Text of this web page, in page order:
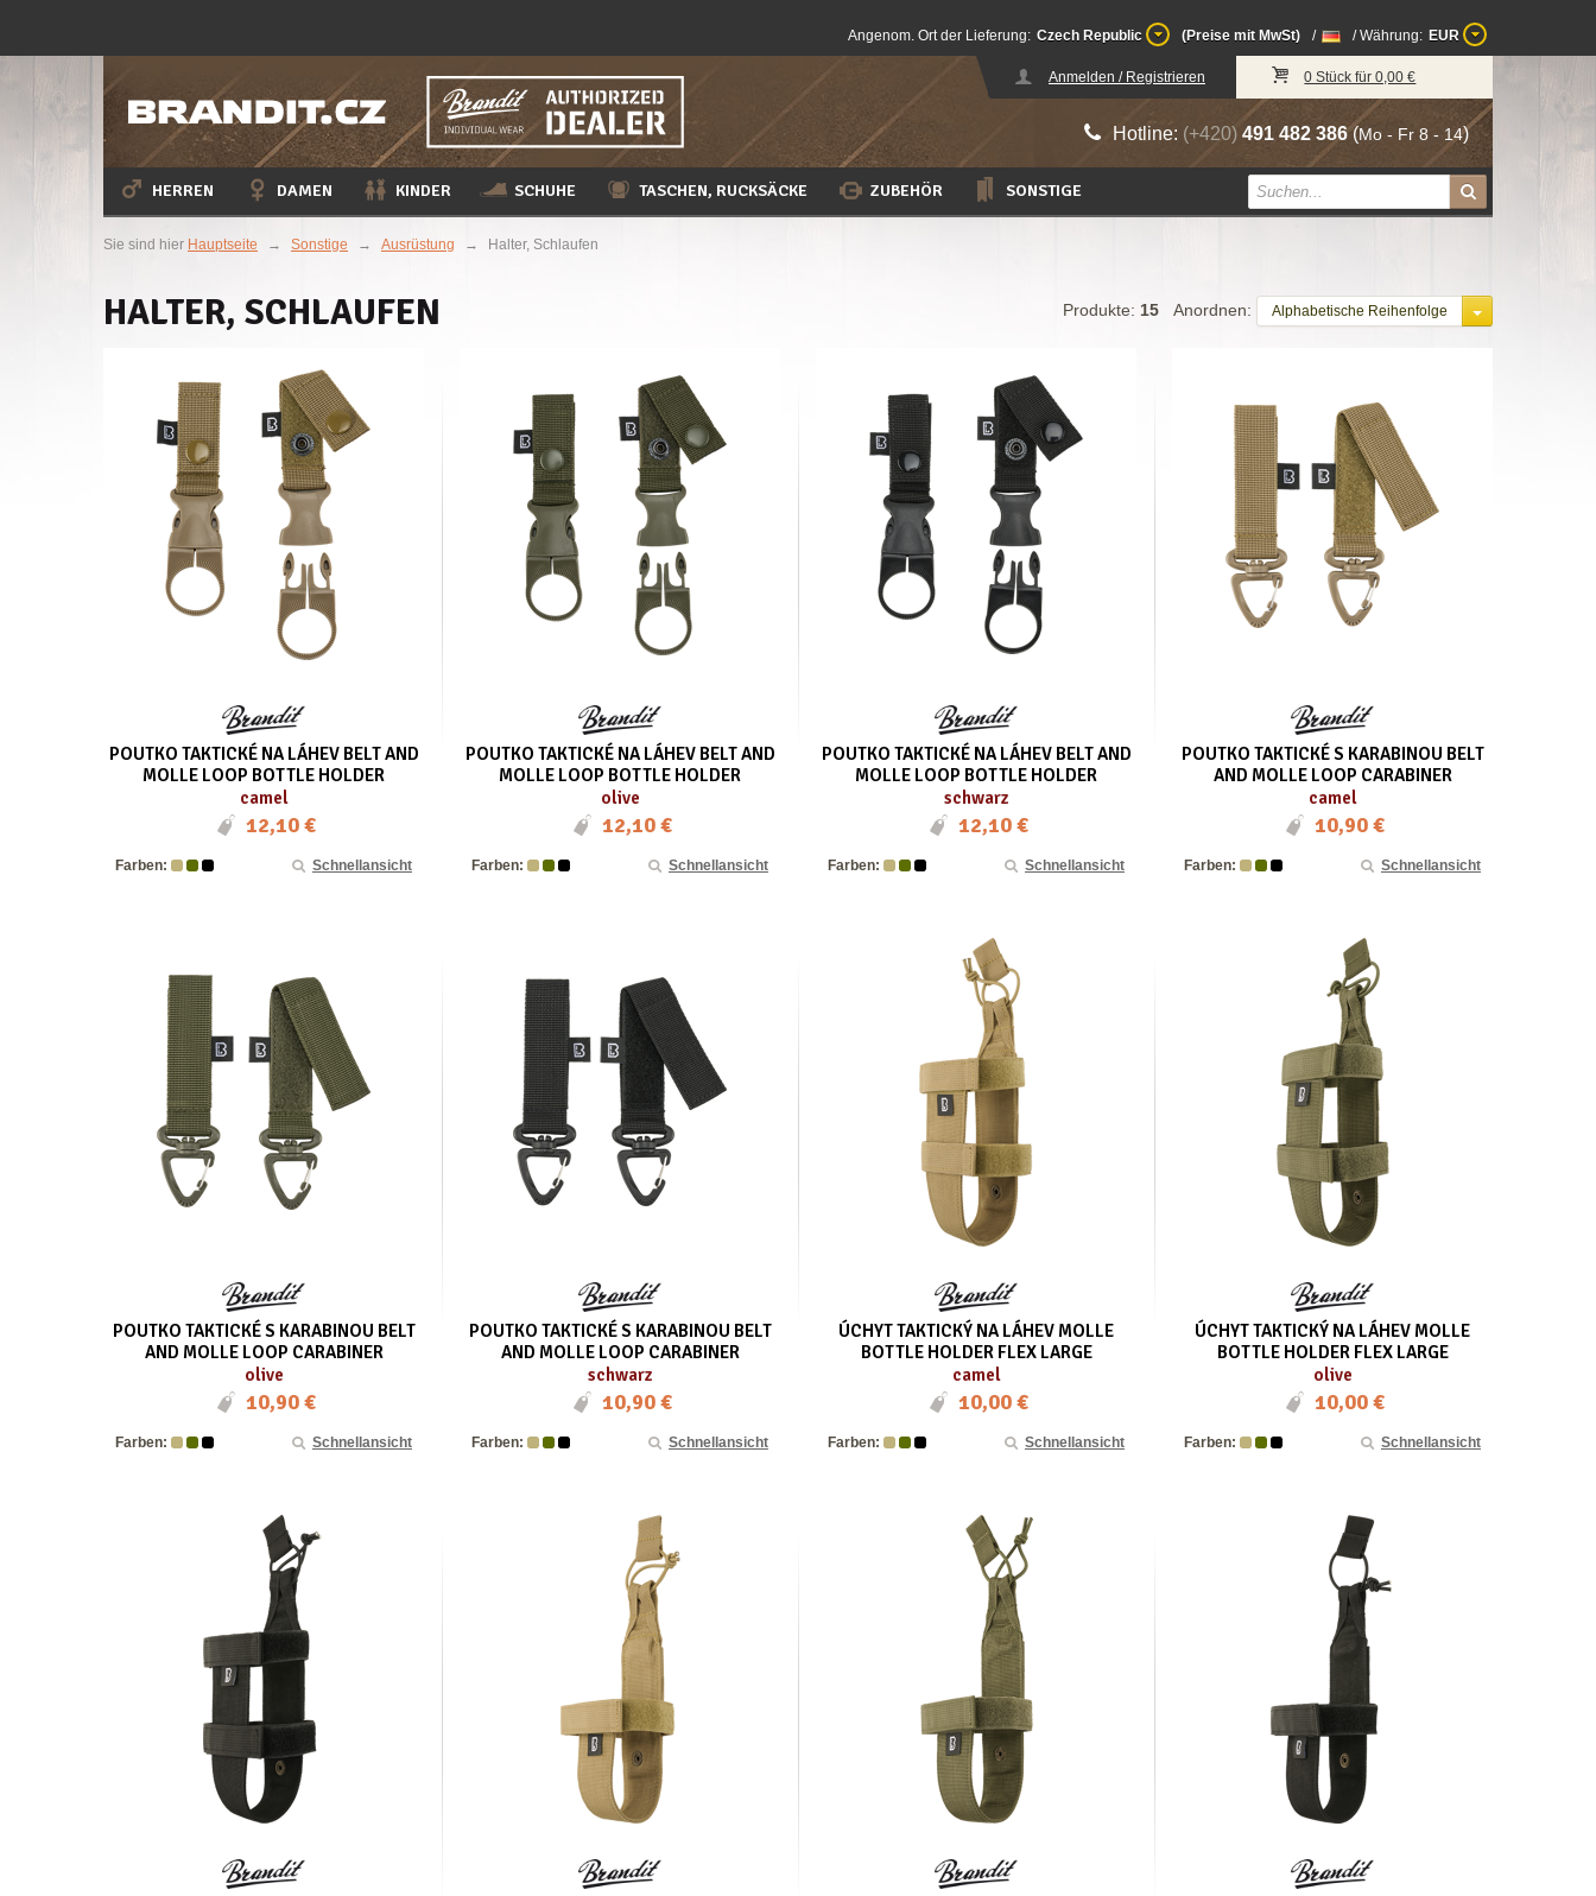
Angenom. Ort der Lieferung: Czech Republic (Preise mit MwSt) / / Währung: EUR
Anmelden / Registrieren 0 Stück für 0,00 €
Hotline: (+420) 491 482 386(Mo - Fr 8 - 14)
HERREN DAMEN KINDER SCHUHE TASCHEN, RUCKSÄCKE ZUBEHÖR SONSTIGE
Sie sind hier Hauptseite → Sonstige → Ausrüstung → Halter, Schlaufen
HALTER, SCHLAUFEN Produkte: 15 Anordnen: Alphabetische Reihenfolge
POUTKO TAKTICKÉ NA LÁHEV BELT AND
MOLLE LOOP BOTTLE HOLDER
camel
12,10 €
Farben: Schnellansicht
POUTKO TAKTICKÉ NA LÁHEV BELT AND
MOLLE LOOP BOTTLE HOLDER
olive
12,10 €
Farben: Schnellansicht
POUTKO TAKTICKÉ NA LÁHEV BELT AND
MOLLE LOOP BOTTLE HOLDER
schwarz
12,10 €
Farben: Schnellansicht
POUTKO TAKTICKÉ S KARABINOU BELT
AND MOLLE LOOP CARABINER
camel
10,90 €
Farben: Schnellansicht
POUTKO TAKTICKÉ S KARABINOU BELT
AND MOLLE LOOP CARABINER
olive
10,90 €
Farben: Schnellansicht
POUTKO TAKTICKÉ S KARABINOU BELT
AND MOLLE LOOP CARABINER
schwarz
10,90 €
Farben: Schnellansicht
ÚCHYT TAKTICKÝ NA LÁHEV MOLLE
BOTTLE HOLDER FLEX LARGE
camel
10,00 €
Farben: Schnellansicht
ÚCHYT TAKTICKÝ NA LÁHEV MOLLE
BOTTLE HOLDER FLEX LARGE
olive
10,00 €
Farben: Schnellansicht